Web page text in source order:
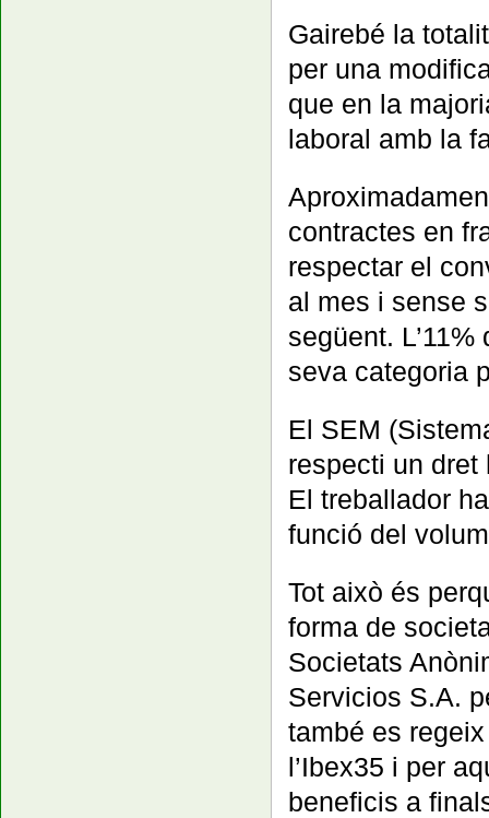
Gairebé la
per una
que en la
laboral amb la
contractes en
respectar el
al mes i sense
següent.
seva categoria
El SEM
respecti un dret
El treballador
funció del
Tot això és
forma de
Societats
Servicios S.A.
també es
l’Ibex35 i per
beneficis a